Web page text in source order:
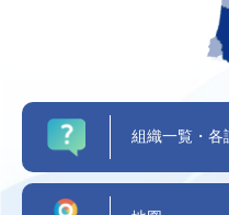
組織一覧・各